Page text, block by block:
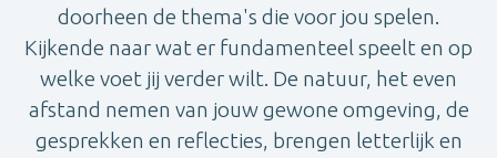
doorheen de thema's die voor jou spelen.
Kijkende naar wat er fundamenteel speelt en op
welke voet jij verder wilt. De natuur, het even
afstand nemen van jouw gewone omgeving, de
gesprekken en reflecties, brengen letterlijk en